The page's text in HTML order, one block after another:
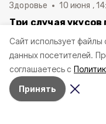
Cайт использует файлы
данных посетителей.
соглашаетесь с
Принять
Здоровье 10 июня ,
Три случая укусов
Белгородской
начала года